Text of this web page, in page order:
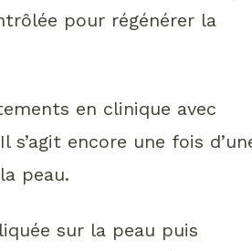
pour régénérer la
en clinique avec
encore une fois
peau.
sur la peau puis